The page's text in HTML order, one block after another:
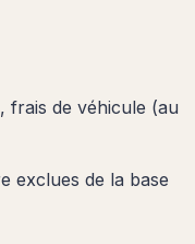
frais de véhicule (au
exclues de la base